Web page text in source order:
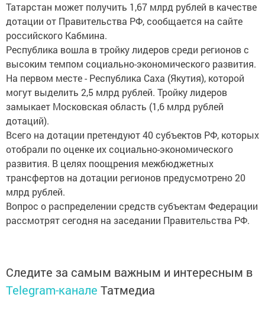
Татарстан может получить 1,67 млрд рублей в качестве
дотации от Правительства РФ, сообщается на сайте
российского Кабмина.
Республика вошла в тройку лидеров среди регионов с
высоким темпом социально-экономического развития.
На первом месте - Республика Саха (Якутия), которой
могут выделить 2,5 млрд рублей. Тройку лидеров
замыкает Московская область (1,6 млрд рублей
дотаций).
Всего на дотации претендуют 40 субъектов РФ, которых
отобрали по оценке их социально-экономического
развития. В целях поощрения межбюджетных
трансфертов на дотации регионов предусмотрено 20
млрд рублей.
Вопрос о распределении средств субъектам Федерации
рассмотрят сегодня на заседании Правительства РФ.
Следите за самым важным и интересным в
Telegram-канале Татмедиа